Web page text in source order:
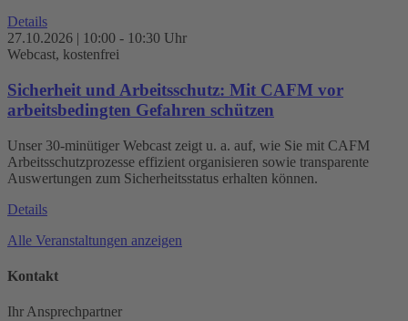
Details
27.10.2026 | 10:00 - 10:30 Uhr
Webcast, kostenfrei
Sicherheit und Arbeitsschutz: Mit CAFM vor
arbeitsbedingten Gefahren schützen
Unser 30-minütiger Webcast zeigt u. a. auf, wie Sie mit CAFM
Arbeitsschutzprozesse effizient organisieren sowie transparente
Auswertungen zum Sicherheitsstatus erhalten können.
Details
Alle Veranstaltungen anzeigen
Kontakt
Ihr Ansprechpartner